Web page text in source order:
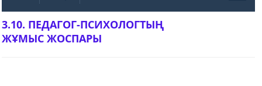
3.10. ПЕДАГОГ-ПСИХОЛОГТЫҢ
ЖҰМЫС ЖОСПАРЫ